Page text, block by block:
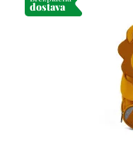
dostava